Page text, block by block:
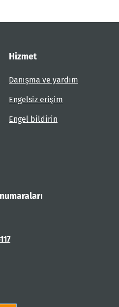
Hizmet
Danışma ve yardım
Engelsiz erişim
Engel bildirin